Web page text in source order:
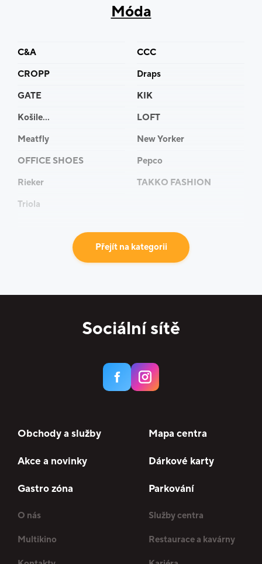
Móda
C&A
CCC
CROPP
Draps
GATE
KIK
Košile...
LOFT
Meatfly
New Yorker
OFFICE SHOES
Pepco
Rieker
TAKKO FASHION
Triola
Přejít na kategorii
Sociální sítě
Obchody a služby Mapa centra
Akce a novinky Dárkové karty
Gastro zóna Parkování
O nás Služby centra
Multikino Restaurace a kavárny